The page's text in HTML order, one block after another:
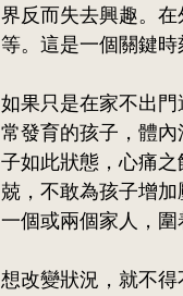
界反而失去興趣。
等。這是一個關鍵時
如果只是在家不出
常發育的孩子，體
子如此狀態，心痛
兢，不敢為孩子增
一個或兩個家人，圍
想改變狀況，就不